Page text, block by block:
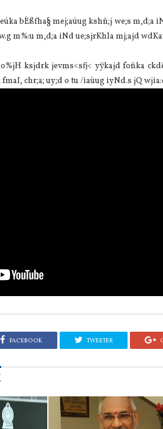
bÈßfha§ mej;aúug kshñ;j we;s m,d;a
m%:u m,d;a iNd ue;sjrKhla mj;ajd
ksjdrk jevms<sfj< yÿkajd foñka
chr;a; uy;d o tu /iaùug iyNd.s jQ
FACEBOOK TWEETER